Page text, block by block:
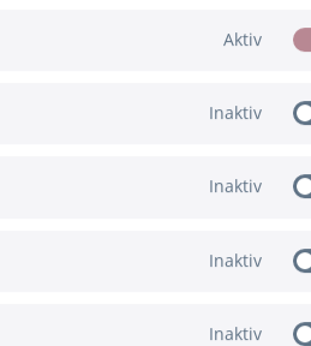
80-
Aktiv
Inaktiv
Inaktiv
Inaktiv
Inaktiv